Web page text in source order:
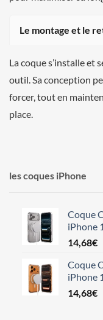
Le montage et le
La coque s’installe et
outil. Sa conception
forcer, tout en
place.
les coques iPhone
Coque
iPhone
14,68€
Coque
iPhone
14,68€